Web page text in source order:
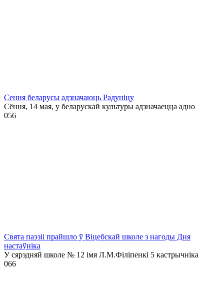
Сення беларусы адзначаюць Радуніцу
Сёння, 14 мая, у беларускай культуры адзначаецца адно
056
Свята паэзіі прайшло ў Віцебскай школе з нагоды Дня
настаўніка
У сярэдняй школе № 12 імя Л.М.Філіпенкі 5 кастрычніка
066